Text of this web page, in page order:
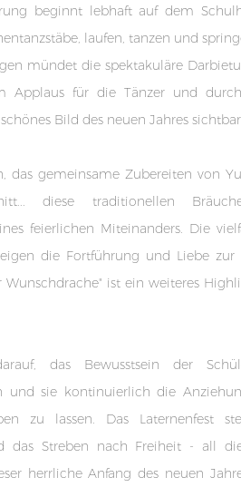
beginnt lebhaft auf dem
laufen, tanzen und
mündet die spektakuläre
Applaus für die Tänzer und
Bild des neuen Jahres
das gemeinsame Zubereiten von
diese traditionellen
feierlichen Miteinanders. Die
die Fortführung und Liebe zur
ist ein weiteres
das Bewusstsein der
und sie kontinuierlich die
zu lassen. Das Laternenfest
das Streben nach Freiheit - all
herrliche Anfang des neuen